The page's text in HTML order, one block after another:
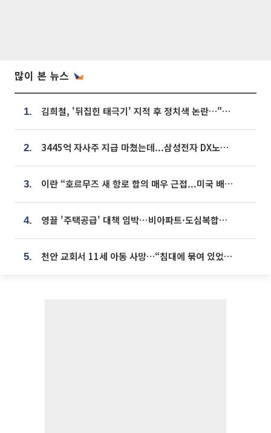
많이 본 뉴스
1. 김희철, '뒤집힌 태극기' 지적 후 정치색 논란…"좌우 떠나 우리나라 국기"
2. 3445억 자사주 지급 마쳤는데...삼성전자 DX노조, 뒤늦은 '떼쓰기 집회'
3. 이란 “호르무즈 새 항로 합의 매우 근접...미국 배상 먼저”
4. 영끌 '주택공급' 대책 임박⋯비아파트·도심복합까지 총동원
5. 천안 교회서 11세 아동 사망…“침대에 묶여 있었다” 진술 확보